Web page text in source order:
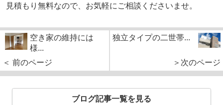
見積もり無料なので、お気軽にご相談くださいませ。
空き家の維持には
様...
＜ 前のページ
独立タイプの二世帯...
＞次のページ
ブログ記事一覧を見る